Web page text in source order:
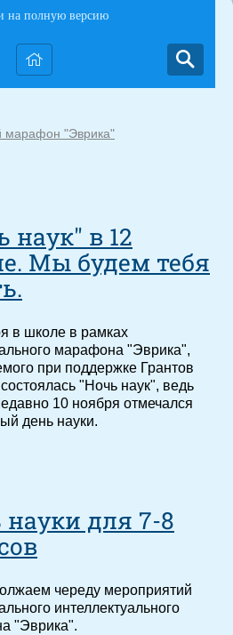
на полную версию
марафон "Эврика"
наук" в 12
Мы будем тебя
в школе в рамках
марафона "Эврика",
при поддержке Грантов
"Ночь наук", ведь
10 ноября отмечался
день науки.
для 7-8
череду мероприятий
интеллектуального
"Эврика".